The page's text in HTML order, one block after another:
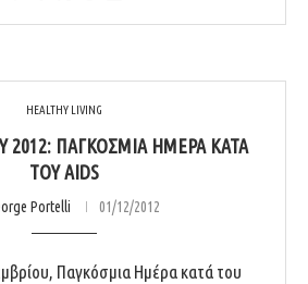
HEALTHY LIVING
2012: ΠΑΓΚΌΣΜΙΑ ΗΜΈΡΑ ΚΑΤΆ
ΤΟΥ AIDS
Portelli 01/12/2012
Παγκόσμια Ημέρα κατά του